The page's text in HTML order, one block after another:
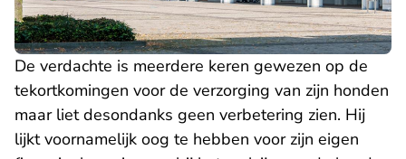
De verdachte is meerdere keren gewezen op de
tekortkomingen voor de verzorging van zijn honden
maar liet desondanks geen verbetering zien. Hij
lijkt voornamelijk oog te hebben voor zijn eigen